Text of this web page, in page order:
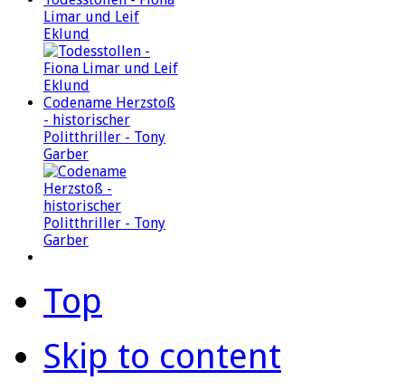
Limar und Leif
Eklund
Codename Herzstoß
- historischer
Politthriller - Tony
Garber
Top
Skip to content